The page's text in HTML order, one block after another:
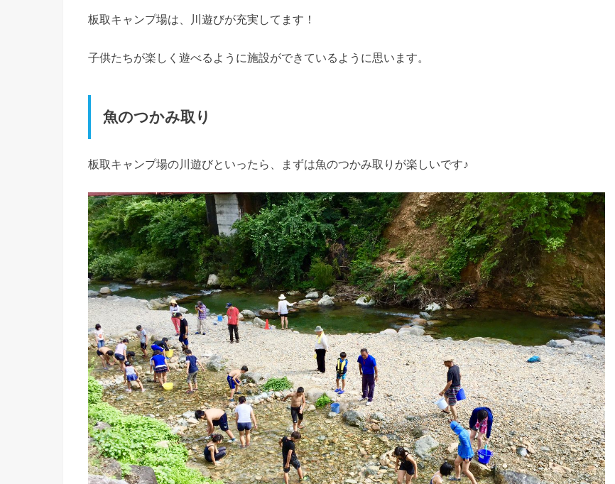
板取キャンプ場は、川遊びが充実してます！
子供たちが楽しく遊べるように施設ができているように思います。
魚のつかみ取り
板取キャンプ場の川遊びといったら、まずは魚のつかみ取りが楽しいです♪